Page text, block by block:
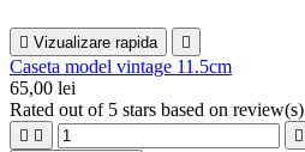
 Vizualizare rapida 
Caseta model vintage 11.5cm
65,00 lei
Rated out of 5 stars based on review(s)
  